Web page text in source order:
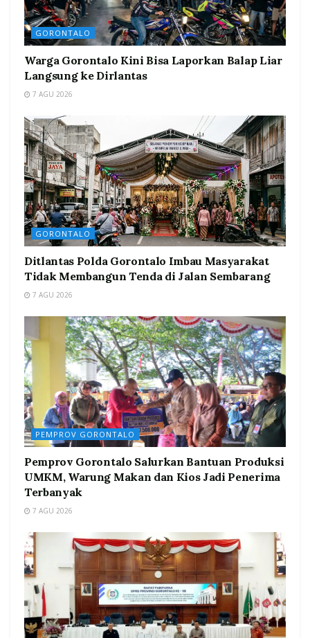
GORONTALO
Warga Gorontalo Kini Bisa Laporkan Balap Liar
Langsung ke Dirlantas
7 AGU 2026
GORONTALO
Ditlantas Polda Gorontalo Imbau Masyarakat
Tidak Membangun Tenda di Jalan Sembarang
7 AGU 2026
PEMPROV GORONTALO
Pemprov Gorontalo Salurkan Bantuan Produksi
UMKM, Warung Makan dan Kios Jadi Penerima
Terbanyak
7 AGU 2026